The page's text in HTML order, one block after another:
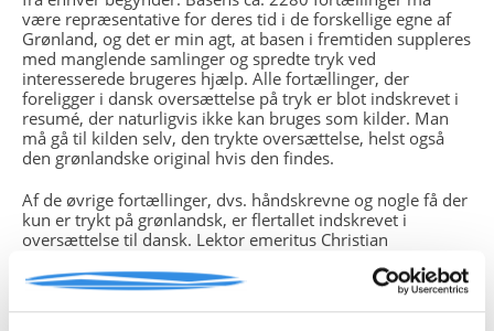
være repræsentative for deres tid i de forskellige egne af
Grønland, og det er min agt, at basen i fremtiden suppleres
med manglende samlinger og spredte tryk ved
interesserede brugeres hjælp. Alle fortællinger, der
foreligger i dansk oversættelse på tryk er blot indskrevet i
resumé, der naturligvis ikke kan bruges som kilder. Man
må gå til kilden selv, den trykte oversættelse, helst også
den grønlandske original hvis den findes.
Af de øvrige fortællinger, dvs. håndskrevne og nogle få der
kun er trykt på grønlandsk, er flertallet indskrevet i
oversættelse til dansk. Lektor emeritus Christian
Lynge, Nuuk, en større antal, Grethe Lindenhann nogle få
og Signe Åsblom ligeså. Der er huller i mange
oversættelser, enten når håndskriften har været utydelig,